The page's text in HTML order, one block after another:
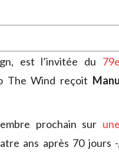
est l’invitée du 79e
The Wind reçoit Manu
prochain sur une
ans après 70 jours -,